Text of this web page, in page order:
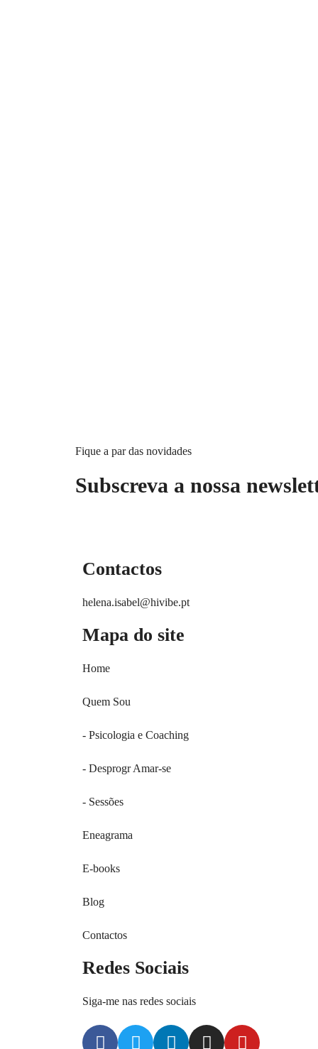
Fique a par das novidades
Subscreva a nossa
Contactos
helena.isabel@hivibe.pt
Mapa do site
Home
Quem Sou
- Psicologia e Coaching
- Desprogr Amar-se
- Sessões
Eneagrama
E-books
Blog
Contactos
Redes Sociais
Siga-me nas redes sociais